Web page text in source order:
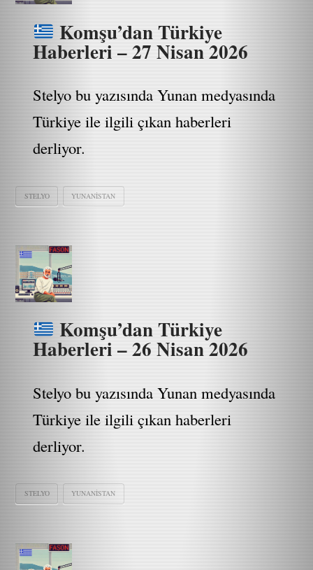
Komşu’dan Türkiye
Haberleri – 27 Nisan 2026
Stelyo bu yazısında Yunan medyasında
Türkiye ile ilgili çıkan haberleri
derliyor.
STELYO YUNANISTAN
Komşu’dan Türkiye
Haberleri – 26 Nisan 2026
Stelyo bu yazısında Yunan medyasında
Türkiye ile ilgili çıkan haberleri
derliyor.
STELYO YUNANISTAN